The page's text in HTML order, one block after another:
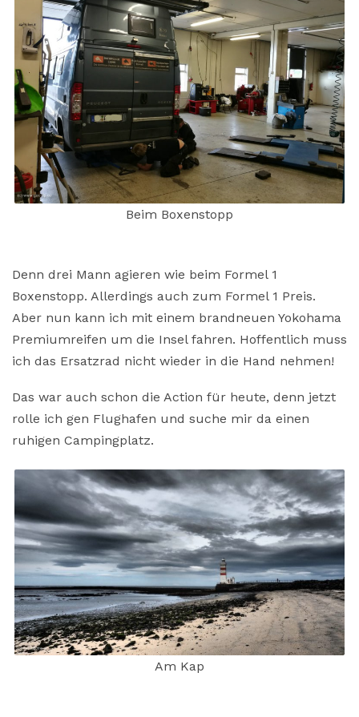
Beim Boxenstopp
Denn drei Mann agieren wie beim Formel 1
Boxenstopp. Allerdings auch zum Formel 1 Preis.
Aber nun kann ich mit einem brandneuen Yokohama
Premiumreifen um die Insel fahren. Hoffentlich muss
ich das Ersatzrad nicht wieder in die Hand nehmen!
Das war auch schon die Action für heute, denn jetzt
rolle ich gen Flughafen und suche mir da einen
ruhigen Campingplatz.
Am Kap